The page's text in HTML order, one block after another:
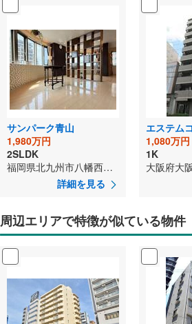
サンパーク青山
1,980万円
2SLDK
福岡県北九州市八幡西区西王子町
詳細を見る
エステム
1,080万円
1K
周辺エリアで特徴が似ている物件